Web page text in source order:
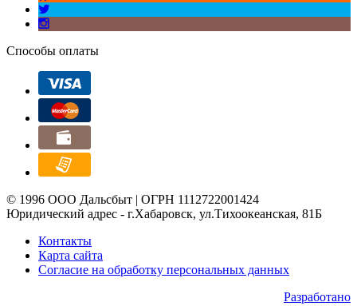
Способы оплаты
© 1996 ООО Дальсбыт | ОГРН 1112722001424
Юридический адрес - г.Хабаровск, ул.Тихоокеанская, 81Б
Контакты
Карта сайта
Согласие на обработку персональных данных
Разработано